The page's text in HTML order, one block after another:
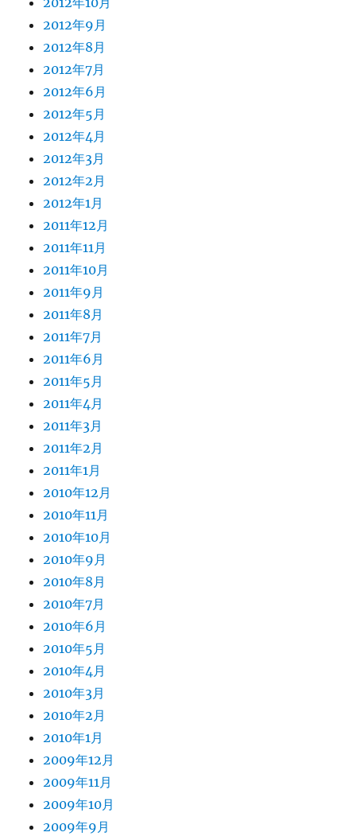
2012年9月
2012年8月
2012年7月
2012年6月
2012年5月
2012年4月
2012年3月
2012年2月
2012年1月
2011年12月
2011年11月
2011年10月
2011年9月
2011年8月
2011年7月
2011年6月
2011年5月
2011年4月
2011年3月
2011年2月
2011年1月
2010年12月
2010年11月
2010年10月
2010年9月
2010年8月
2010年7月
2010年6月
2010年5月
2010年4月
2010年3月
2010年2月
2010年1月
2009年12月
2009年11月
2009年10月
2009年9月